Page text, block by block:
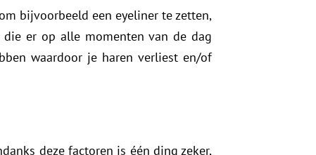
bijvoorbeeld een eyeliner te zetten,
er op alle momenten van de dag
waardoor je haren verliest en/of
deze factoren is één ding zeker,